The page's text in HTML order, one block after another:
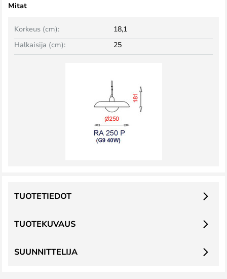
Mitat
Korkeus (cm):
18,1
Halkaisija (cm):
25
TUOTEKUVAUS
TUOTETIEDOT
SUUNNITTELIJA